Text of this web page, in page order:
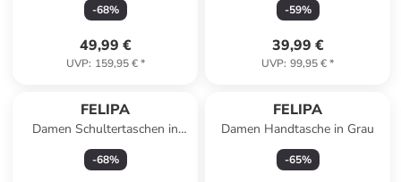
-68%
49,99 €
UVP: 159,95 €*
-59%
39,99 €
UVP: 99,95 €*
FELIPA
Damen Schultertaschen in
Wollweiss
-68%
FELIPA
Damen Handtasche in Grau
-65%